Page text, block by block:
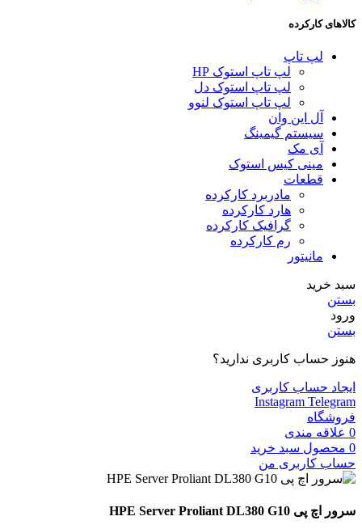
کالاهای کارکرده
لپ تاپ
لپ تاپ استوک HP
لپ تاپ استوک دل
لپ تاپ استوک لنوو
آل این وان
سیستم گیمینگ
آی مک
مینی کیس استوک
قطعات
مادربرد کارکرده
هارد کارکرده
گرافیک کارکرده
رم کارکرده
مانیتور
سبد خرید
بستن
ورود
بستن
هنوز حساب کاربری ندارید؟
ایجاد حساب کاربری
Instagram Telegram
فروشگاه
0 علاقه مندی
0 محصول سبد خرید
حساب کاربری من
سرور اچ پی HPE Server Proliant DL380 G10